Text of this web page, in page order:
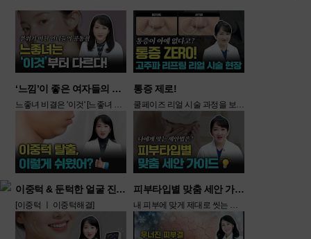
‘느낌’이 좋은 여자들의 공통점!
느좋녀 비결은 '이것' [느좋녀 ㅣ 느좋녀비결]
통증 제로!
쿨페이즈 리얼 시술 과정을 보여드립니다 [쿨페이즈 ㅣ 고주파리프팅]
이중턱 & 둔턱한 얼굴 진짜 쉽게 해결하는법 이거였어?
[이중턱 ㅣ 이중턱해결]
피부타입별 맞춤 세안 가이드
내 피부에 맞게 제대로 씻는 법 [세안방법 ㅣ 피부타입별세안]